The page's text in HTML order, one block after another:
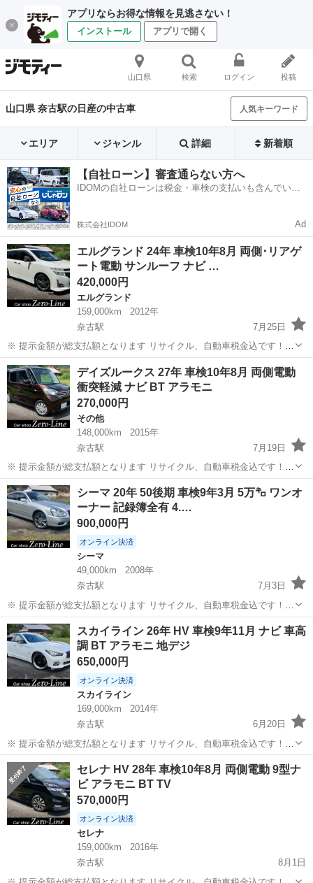
アプリならお得な情報を見逃さない！
インストール アプリで開く
山口県 検索 ログイン 投稿
山口県 奈古駅の日産の中古車 人気キーワード
エリア ジャンル 詳細 新着順
【自社ローン】審査通らない方へ
IDOMの自社ローンは税金・車検の支払いも含んでいる
株式会社IDOM Ad
エルグランド 24年 車検10年8月 両側･リアゲ
ート電動 サンルーフ ナビ …
420,000円
エルグランド
159,000km
2012年
奈古駅
7月25日
※ 提示金額が総支払額となります リサイクル、自動車税金込です！
いきなりの購入はキャンセルさせて頂きます。 県外登録陸送別となり
ます。 まず支払い能力がない、約束を守れない、調べれば分かること
やくだらない質問、値引...
山口 萩市 奈古駅 エルグランド 車両
デイズルークス 27年 車検10年8月 両側電動
衝突軽減 ナビ BT アラモニ
270,000円
その他
148,000km
2015年
奈古駅
7月19日
※ 提示金額が総支払額となります リサイクル、自動車税金込です！
いきなりの購入はキャンセルさせて頂きます。 県外登録陸送別となり
ます。 まず支払い能力がない、約束を守れない、調べれば分かること
やくだらない質問、値...
山口 萩市 その他 車両
シーマ 20年 50後期 車検9年3月 5万㌔ ワンオ
ーナー 記録簿全有 4.…
900,000円
オンライン決済
シーマ
49,000km
2008年
奈古駅
7月3日
※ 提示金額が総支払額となります リサイクル、自動車税金込です！
いきなりの購入はキャンセルさせて頂きます。 県外登録陸送別となり
ます。 まず支払い能力がない、約束を守れない、調べれば分かること
やくだらない質問、値...
山口 萩市 奈古駅 シーマ
スカイライン 26年 HV 車検9年11月 ナビ 車高
調 BT アラモニ 地デジ
650,000円
オンライン決済
スカイライン
169,000km
2014年
奈古駅
6月20日
※ 提示金額が総支払額となります リサイクル、自動車税金込です！
いきなりの購入はキャンセルさせて頂きます。 県外登録陸送別となり
ます。 まず支払い能力がない、約束を守れない、調べれば分かること
やくだらない質問、値引...
山口 萩市 奈古駅 スカイライン 車両
セレナ HV 28年 車検10年8月 両側電動 9型ナ
ビ アラモニ BT TV
570,000円
オンライン決済
セレナ
159,000km
2016年
奈古駅
8月1日